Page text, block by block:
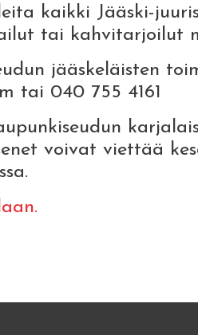
kaikki Jääski-
tai kahvitarjoilut
jääskeläisten
tai 040 755 4161
voivat viettää